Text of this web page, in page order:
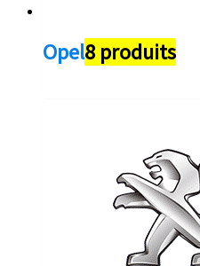
Opel8 produits